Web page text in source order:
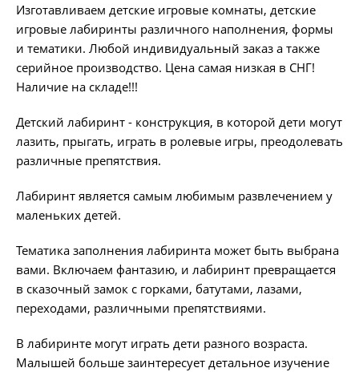
Изготавливаем детские игровые комнаты, детские
игровые лабиринты различного наполнения, формы
и тематики. Любой индивидуальный заказ а также
серийное производство. Цена самая низкая в СНГ!
Наличие на складе!!!
Детский лабиринт - конструкция, в которой дети могут
лазить, прыгать, играть в ролевые игры, преодолевать
различные препятствия.
Лабиринт является самым любимым развлечением у
маленьких детей.
Тематика заполнения лабиринта может быть выбрана
вами. Включаем фантазию, и лабиринт превращается
в сказочный замок с горками, батутами, лазами,
переходами, различными препятствиями.
В лабиринте могут играть дети разного возраста.
Малышей больше заинтересует детальное изучение